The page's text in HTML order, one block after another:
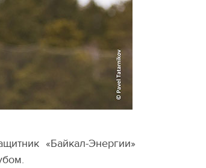
«Байкал-Энергии»